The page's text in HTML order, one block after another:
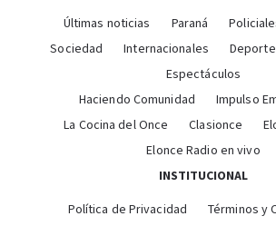
Últimas noticias Paraná
Sociedad
Internacionales
Espectáculos
Haciendo Comunidad
Impulso
La Cocina del Once
Clasionce
Elonce Radio en vivo
INSTITUCIONAL
Política de Privacidad Términos y